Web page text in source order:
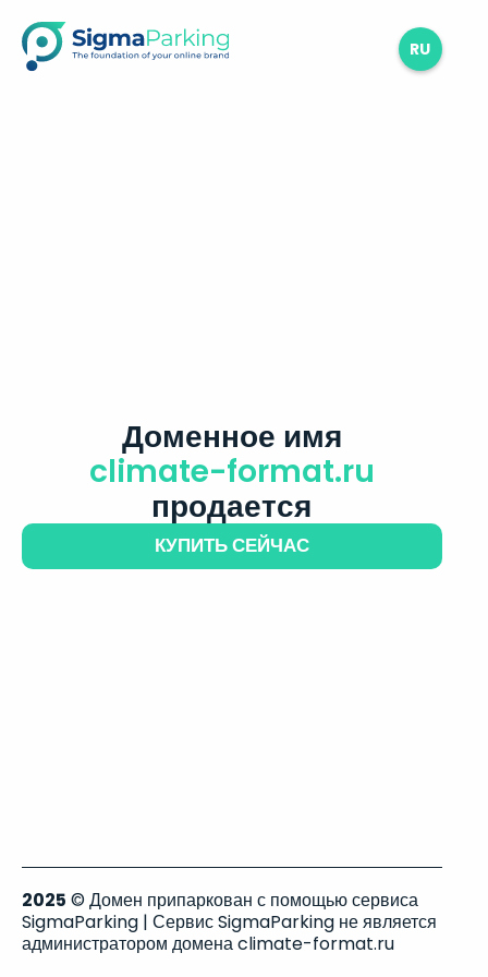
RU
Доменное имя
climate-format.ru
продается
КУПИТЬ СЕЙЧАС
2025 © Домен припаркован с помощью сервиса
SigmaParking | Сервис SigmaParking не является
администратором домена climate-format.ru